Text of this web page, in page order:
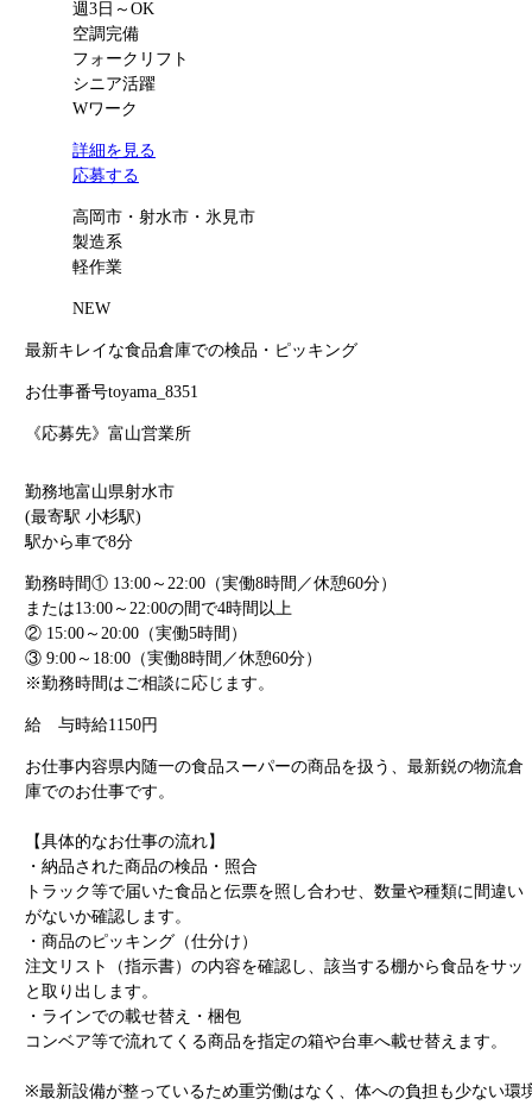
週3日～OK
空調完備
フォークリフト
シニア活躍
Wワーク
詳細を見る
応募する
高岡市・射水市・氷見市
製造系
軽作業
NEW
最新キレイな食品倉庫での検品・ピッキング
お仕事番号toyama_8351
《応募先》富山営業所
勤務地富山県射水市
(最寄駅 小杉駅)
駅から車で8分
勤務時間① 13:00～22:00（実働8時間／休憩60分）
または13:00～22:00の間で4時間以上
② 15:00～20:00（実働5時間）
③ 9:00～18:00（実働8時間／休憩60分）
※勤務時間はご相談に応じます。
給 与時給1150円
お仕事内容県内随一の食品スーパーの商品を扱う、最新鋭の物流倉
庫でのお仕事です。
【具体的なお仕事の流れ】
・納品された商品の検品・照合
トラック等で届いた食品と伝票を照し合わせ、数量や種類に間違い
がないか確認します。
・商品のピッキング（仕分け）
注文リスト（指示書）の内容を確認し、該当する棚から食品をサッ
と取り出します。
・ラインでの載せ替え・梱包
コンベア等で流れてくる商品を指定の箱や台車へ載せ替えます。
※最新設備が整っているため重労働はなく、体への負担も少ない環